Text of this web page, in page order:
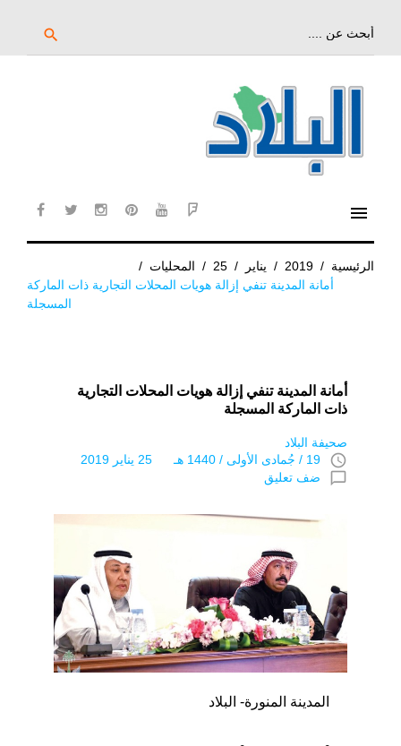
search
menu
الرئيسية /
2019
/ يناير /
25
/ المحليات /
أمانة المدينة تنفي إزالة هويات المحلات التجارية ذات الماركة
المسجلة
أمانة المدينة تنفي إزالة هويات المحلات التجارية
ذات الماركة المسجلة
صحيفة البلاد
access_time 19 / جُمادى اﻷولى / 1440 هـ 25 يناير 2019
chat_bubble_outline ضف تعليق
المدينة المنورة- البلاد